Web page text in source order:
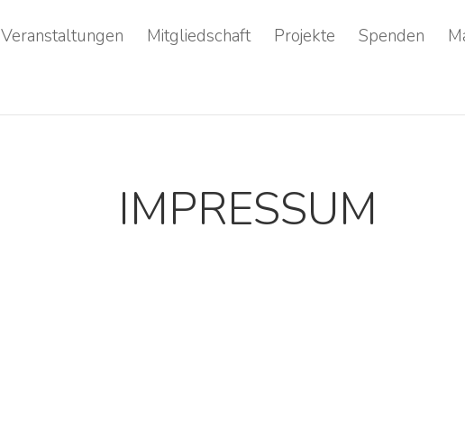
Veranstaltungen Mitgliedschaft Projekte Spenden
IMPRESSUM